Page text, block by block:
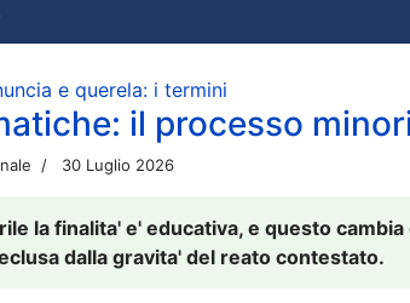
e querela: i termini
il processo
30 Luglio 2026
la finalita' e' educativa, e questo
dalla gravita' del reato contestato.